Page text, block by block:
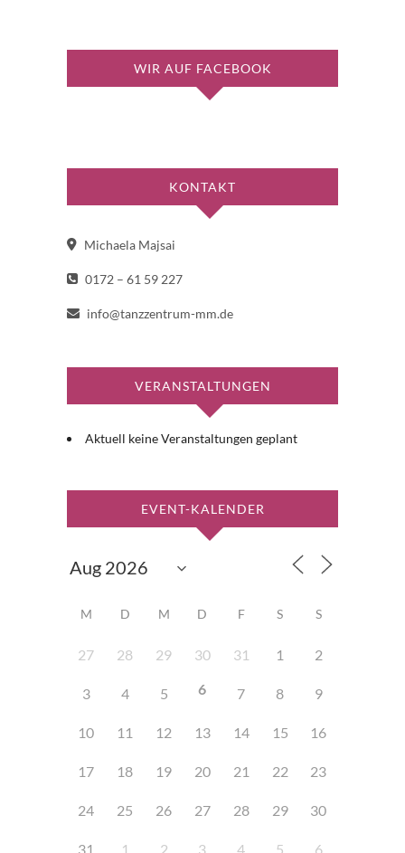
WIR AUF FACEBOOK
KONTAKT
Michaela Majsai
0172 – 61 59 227
info@tanzzentrum-mm.de
VERANSTALTUNGEN
Aktuell keine Veranstaltungen geplant
EVENT-KALENDER
M D M D F S S
27 28 29 30 31 1 2
3 4 5 6 7 8 9
10 11 12 13 14 15 16
17 18 19 20 21 22 23
24 25 26 27 28 29 30
31 1 2 3 4 5 6